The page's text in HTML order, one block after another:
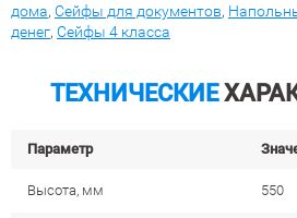
дома, Сейфы для документов,
денег, Сейфы 4 класса
ТЕХНИЧЕСКИЕ
Параметр
Высота, мм 550